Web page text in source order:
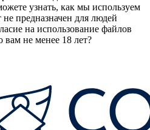
узнать, как мы используем
предназначен для людей
на использование файлов
вам не менее 18 лет?